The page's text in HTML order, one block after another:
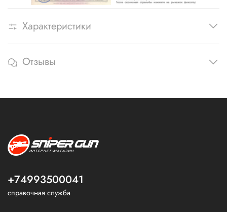
Характеристики
Отзывы
+74993500041
справочная служба